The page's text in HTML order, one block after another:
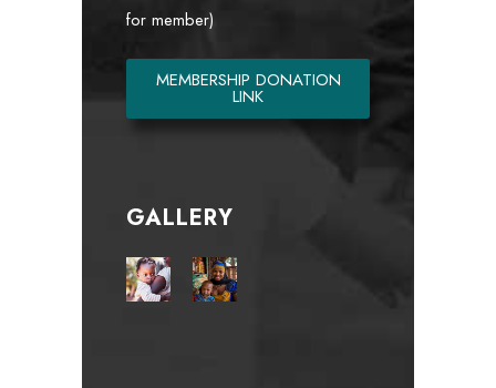
for member)
MEMBERSHIP DONATION
LINK
GALLERY